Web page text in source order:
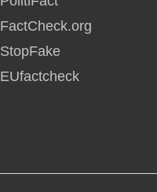
FactCheck.org
StopFake
EUfactcheck